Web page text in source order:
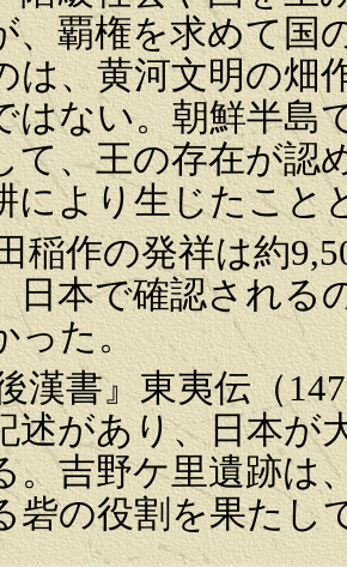
、覇権を求めて国
は、黄河文明の畑
はない。朝鮮半島
て、王の存在が認
により生じたこと
稲作の発祥は約
日本で確認される
った。
漢書』東夷伝（
述があり、日本が
。吉野ケ里遺跡は
砦の役割を果たし